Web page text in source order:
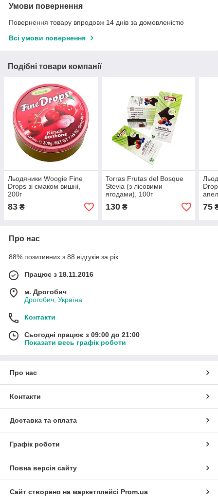
Умови повернення
Повернення товару впродовж 14 днів за домовленістю
Всі умови повернення
Подібні товари компанії
Льодяники Woogie Fine
Drops зі смаком вишні,
200г
83 ₴
Torras Frutas del Bosque
Stevia (з лісовими
ягодами), 100г
130₴ 75
Про нас
88% позитивних з 88 відгуків за рік
Працює з 18.11.2016
м. Дрогобич
Дрогобич, Україна
Контакти
Сьогодні працює з 09:00 до 21:00
Показати весь графік роботи
Про нас
Контакти
Доставка та оплата
Графік роботи
Повна версія сайту
Сайт створено на маркетплейсі Prom.ua